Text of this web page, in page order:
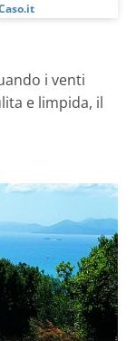
i venti
e limpida, il